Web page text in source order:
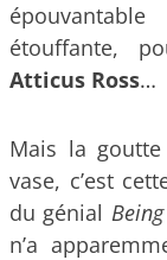
étouffante,
Atticus Ross…
Mais la
vase, c’est
du génial
n’a